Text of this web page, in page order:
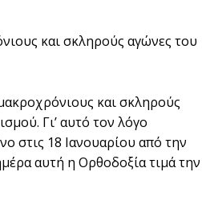
και σκληρούς αγώνες του
και σκληρούς
Γι’ αυτό τον λόγο
στις 18 Ιανουαρίου από την
αυτή η Ορθοδοξία τιμά την